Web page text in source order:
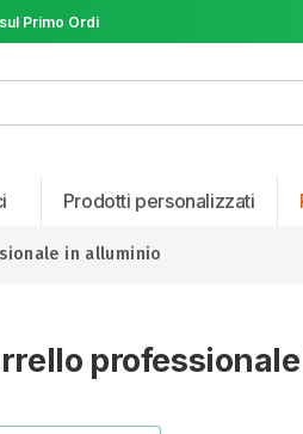
Primo Ordine
Prodotti personalizzati
in alluminio